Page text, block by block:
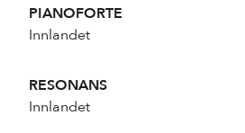
PIANOFORTE
Innlandet
RESONANS
Innlandet